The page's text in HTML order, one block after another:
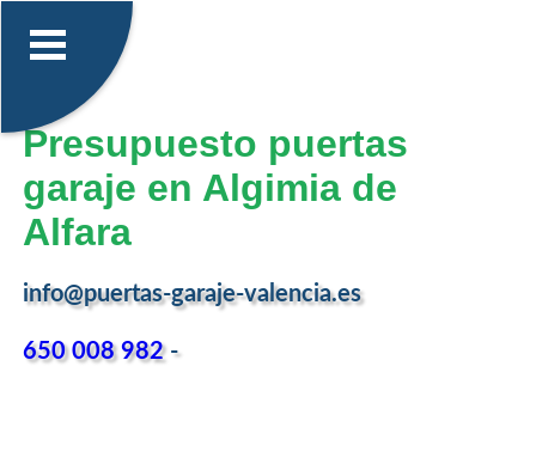
Presupuesto puertas
garaje en Algimia de
Alfara
info@puertas-garaje-valencia.es
650 008 982-